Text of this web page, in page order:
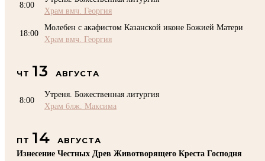
8:00
Храм вмч. Георгия
18:00
Молебен с акафистом Казанской иконе Божией Матери
Храм вмч. Георгия
ЧТ 13 АВГУСТА
8:00
Утреня. Божественная литургия
Храм блж. Максима
ПТ 14
АВГУСТА
Изнесение Честных Древ Животворящего Креста Господня